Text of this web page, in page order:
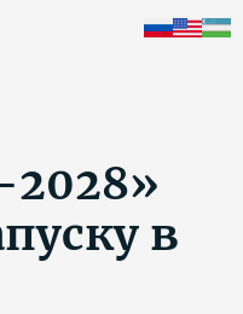
2028»
в